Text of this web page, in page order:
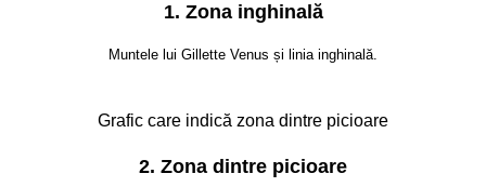
1. Zona inghinală
Muntele lui Gillette Venus și linia inghinală.
Grafic care indică zona dintre picioare
2. Zona dintre picioare